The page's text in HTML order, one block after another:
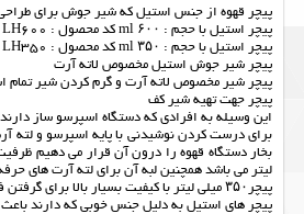
پیچر قهوه از جنس استیل که شیر جوش برای
پیچر استیل با حجم : ۶۰۰ ml کد محصول : LH600
پیچر استیل با حجم : ۳۵۰ ml کد محصول : LH350
پيچر شير جوش استيل مخصوص لاته آرت
پیچر شیر مخصوص لاته آرت و گرم کردن شیر تمام استیل در حجم ۳۵۰ میلی لیتر مناسب برای کافی شاپ ها یا کسانی که
پیچر جهت تهیه شیر کف
این وسیله به افرادی که دستگاه اسپرسو ساز
برای درست کردن نوشیدنی با پایه اسپرسو و لته
لیتر می باشد همچنین لبه آن برای لته آرت های
پیچر۳۵۰ میلی لیتر با کیفیت بسیار بالا برای گرفتن فوم شیر و طراحی روی لاته استفاده می شود.
پیچر های استیل به دلیل جنس خوبی که دارند